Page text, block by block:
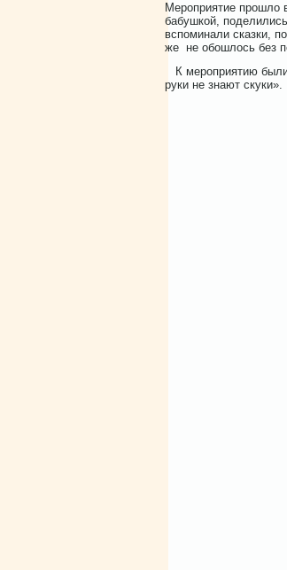
Мероприятие прошло
бабушкой,
вспоминали сказки,
же не
К мероприятию
руки не знают скуки».